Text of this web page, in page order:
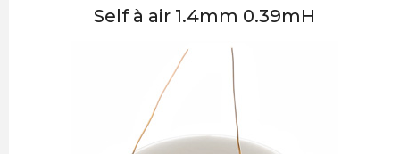
Self à air 1.4mm 0.39mH